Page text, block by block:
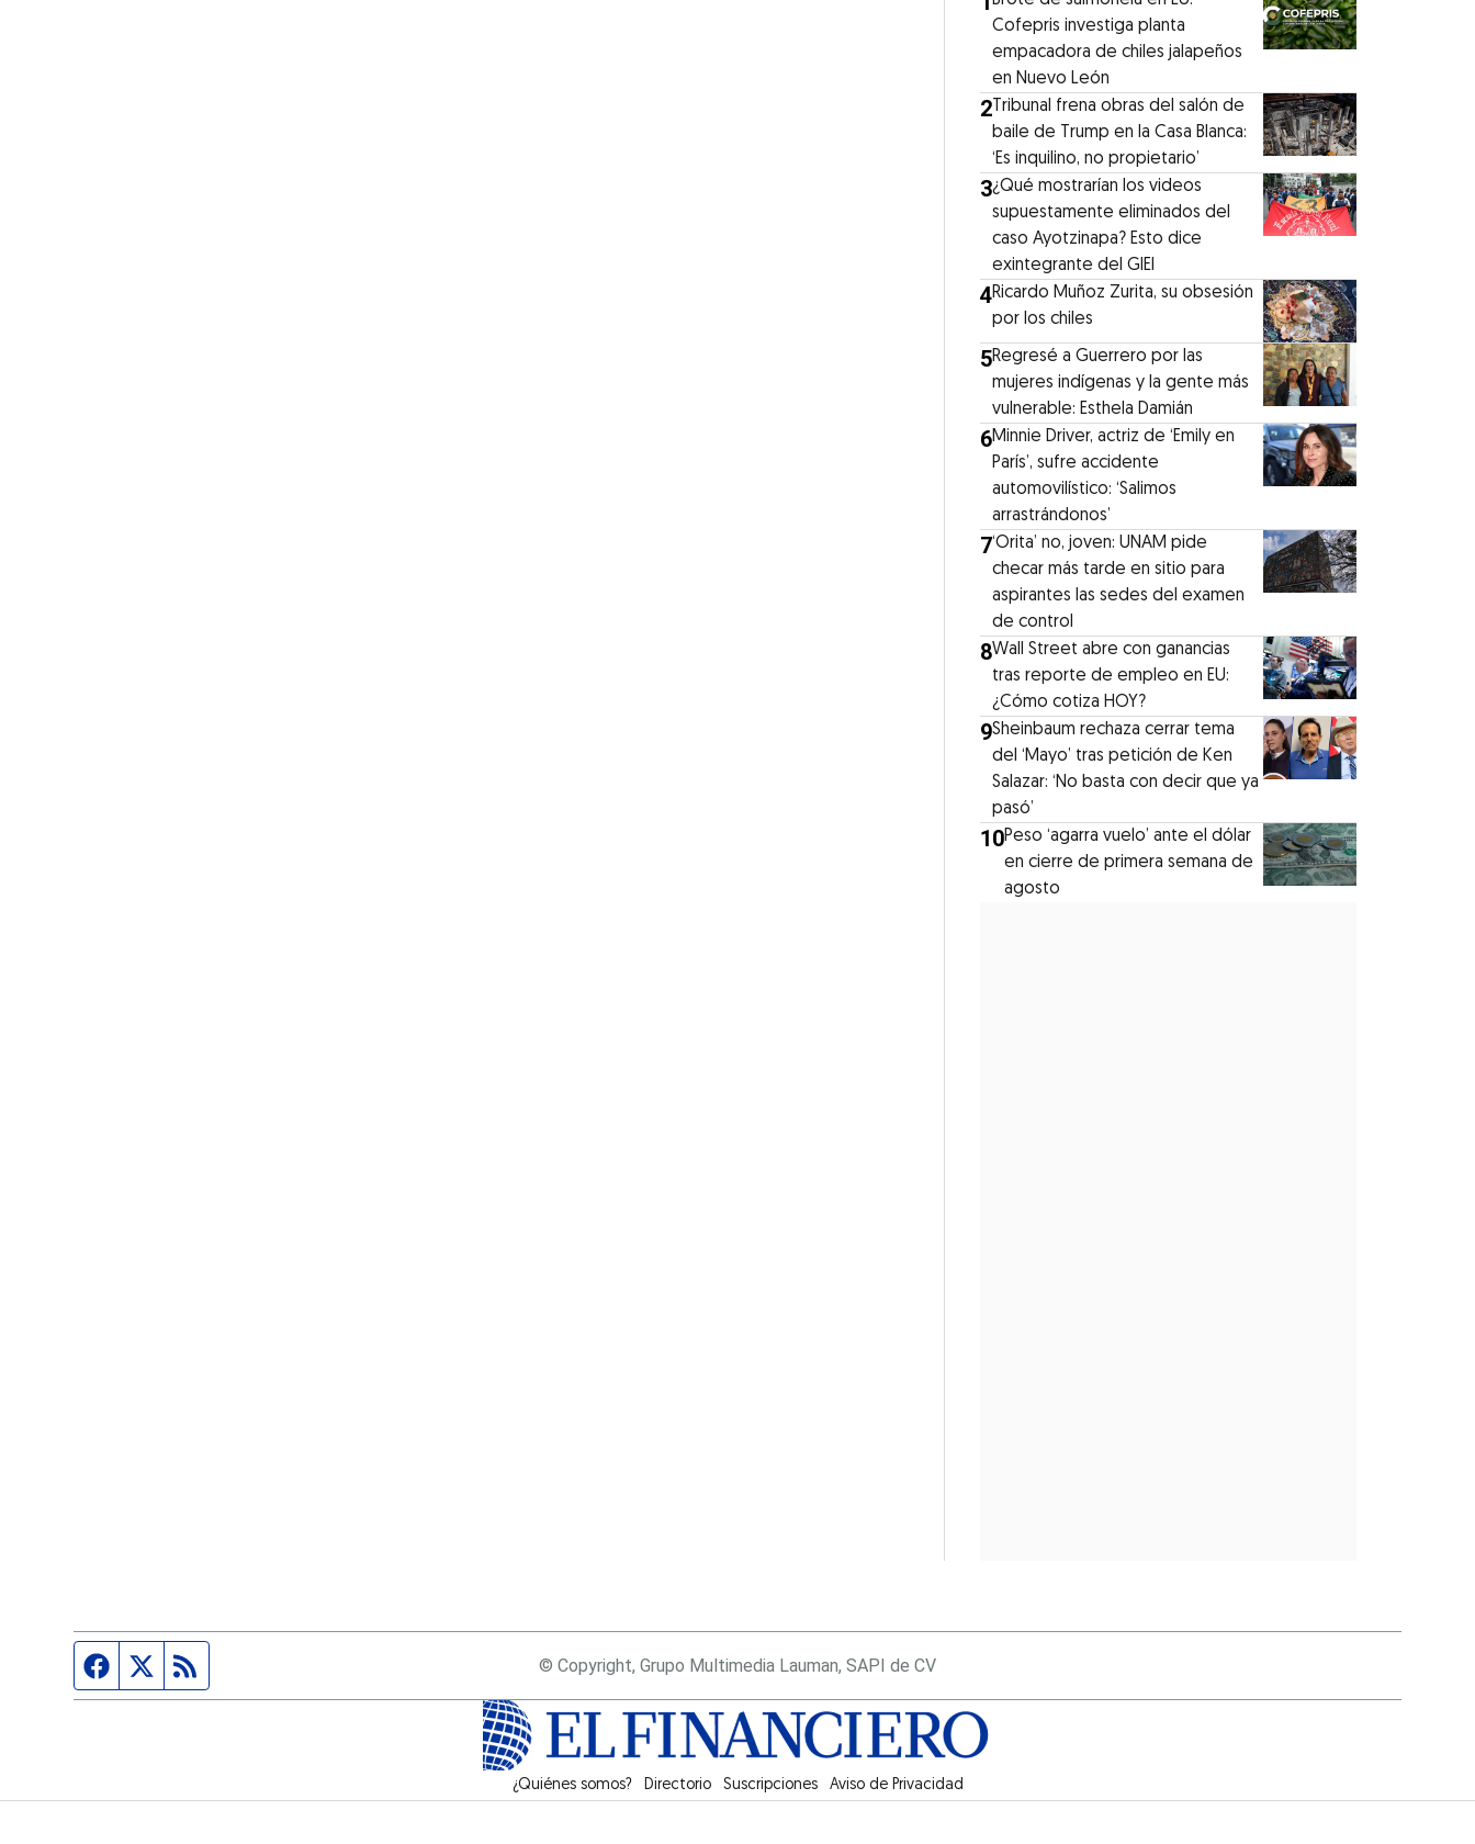
Cofepris investiga planta
empacadora de chiles jalapeños
en Nuevo León
2Tribunal frena obras del salón de
baile de Trump en la Casa Blanca:
‘Es inquilino, no propietario’
3¿Qué mostrarían los videos
supuestamente eliminados del
caso Ayotzinapa? Esto dice
exintegrante del GIEI
4Ricardo Muñoz Zurita, su obsesión
por los chiles
5Regresé a Guerrero por las
mujeres indígenas y la gente más
vulnerable: Esthela Damián
6Minnie Driver, actriz de ‘Emily en
París’, sufre accidente
automovilístico: ‘Salimos
arrastrándonos’
7‘Orita’ no, joven: UNAM pide
checar más tarde en sitio para
aspirantes las sedes del examen
de control
8Wall Street abre con ganancias
tras reporte de empleo en EU:
¿Cómo cotiza HOY?
9Sheinbaum rechaza cerrar tema
del ‘Mayo’ tras petición de Ken
Salazar: ‘No basta con decir que ya
pasó’
10Peso ‘agarra vuelo’ ante el dólar
en cierre de primera semana de
agosto
Página de Facebook
Fuente Twitter © Copyright, Grupo Multimedia Lauman, SAPI de CV
¿Quiénes somos? Directorio SuscripcionesOpens in new window
Aviso de Privacidad